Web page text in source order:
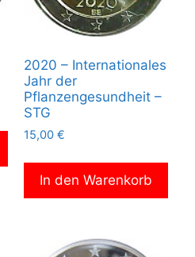
2020 – Internationales
Jahr der
Pflanzengesundheit –
STG
15,00 €
In den Warenkorb